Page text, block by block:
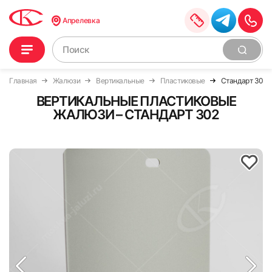
Апрелевка
Главная Жалюзи Вертикальные Пластиковые Стандарт 302
ВЕРТИКАЛЬНЫЕ ПЛАСТИКОВЫЕ
ЖАЛЮЗИ – СТАНДАРТ 302